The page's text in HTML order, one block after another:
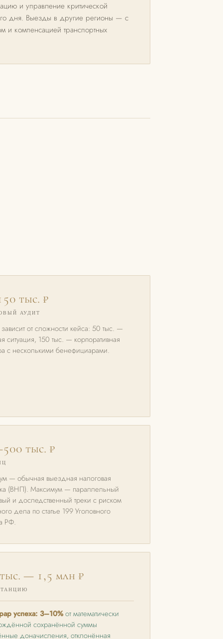
и управление критической
дня. Выезды в другие регионы — с
компенсацией транспортных
тыс. ₽
АУДИТ
от сложности кейса: 50 тыс. —
ситуация, 150 тыс. — корпоративная
с несколькими бенефициарами.
тыс. ₽
— обычная выездная налоговая
(ВНП). Максимум — параллельный
и доследственный треки с риском
дела по статье 199 Уголовного
РФ.
— 1,5 млн ₽
успеха: 3–10%от математически
сохранённой суммы
доначисления, отклонённая